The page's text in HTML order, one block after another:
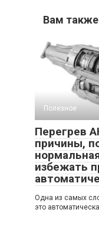
Вам
Полезное
Перегрев
причины,
избежать
Одна из самых
это